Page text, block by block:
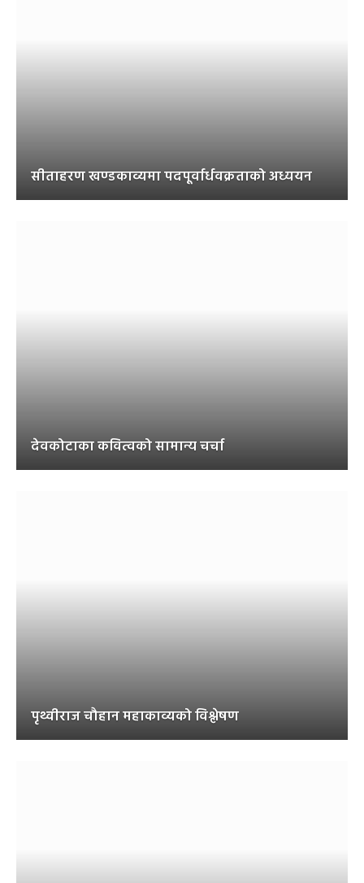
सीताहरण खण्डकाव्यमा पदपूर्वार्धवक्रताको अध्ययन
देवकोटाका कवित्वको सामान्य चर्चा
पृथ्वीराज चौहान महाकाव्यको विश्लेषण